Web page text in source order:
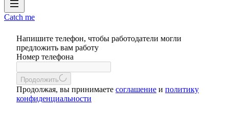
Catch me
Напишите телефон, чтобы работодатели могли
предложить вам работу
Номер телефона
Продолжить
Продолжая, вы принимаете соглашение и политику
конфиденциальности